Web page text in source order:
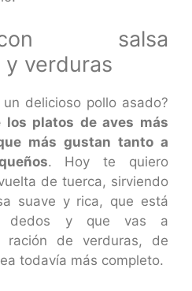
salsa
y verduras
delicioso pollo asado?
los platos de aves más
más gustan tanto a
. Hoy te quiero
de tuerca, sirviendo
suave y rica, que está
dedos y que vas a
ración de verduras, de
todavía más completo.